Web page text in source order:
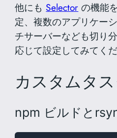
他にも Selector の機能
定、複数のアプリケー
チサーバーなども切り
応じて設定してみてくだ
カスタムタス
npm ビルドと